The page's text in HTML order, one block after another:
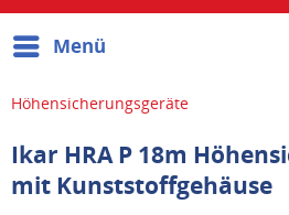
Menü
Höhensicherungsgeräte
Ikar HRA P 18m
mit Kunststoffgehäuse